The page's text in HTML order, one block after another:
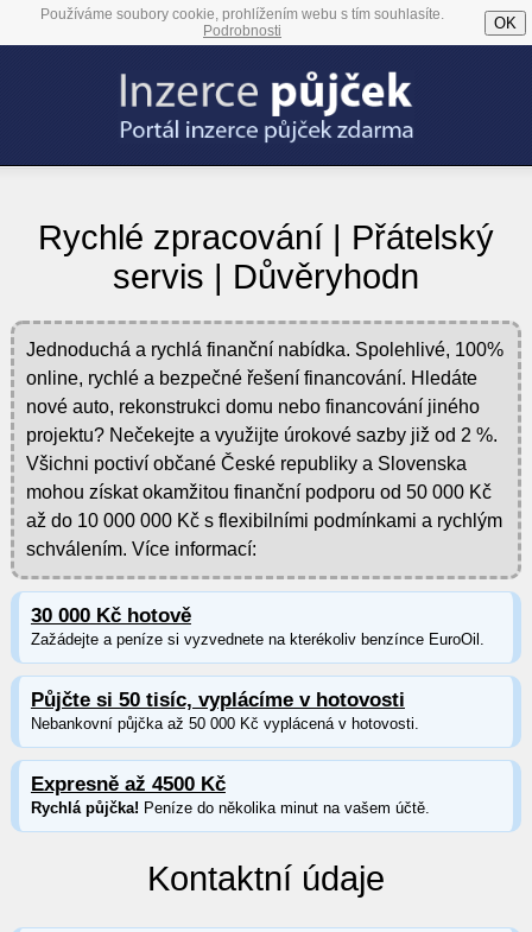
Používáme soubory cookie, prohlížením webu s tím souhlasíte.
Podrobnosti
OK
Rychlé zpracování | Přátelský
servis | Důvěryhodn
Jednoduchá a rychlá finanční nabídka. Spolehlivé, 100%
online, rychlé a bezpečné řešení financování. Hledáte
nové auto, rekonstrukci domu nebo financování jiného
projektu? Nečekejte a využijte úrokové sazby již od 2 %.
Všichni poctiví občané České republiky a Slovenska
mohou získat okamžitou finanční podporu od 50 000 Kč
až do 10 000 000 Kč s flexibilními podmínkami a rychlým
schválením. Více informací:
30 000 Kč hotově
Zažádejte a peníze si vyzvednete na kterékoliv benzínce EuroOil.
Půjčte si 50 tisíc, vyplácíme v hotovosti
Nebankovní půjčka až 50 000 Kč vyplácená v hotovosti.
Expresně až 4500 Kč
Rychlá půjčka! Peníze do několika minut na vašem účtě.
Kontaktní údaje